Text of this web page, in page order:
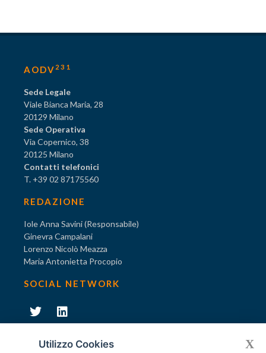
AODV 231
Sede Legale
Viale Bianca Maria, 28
20129 Milano
Sede Operativa
Via Copernico, 38
20125 Milano
Contatti telefonici
T. +39 02 87175560
REDAZIONE
Iole Anna Savini (Responsabile)
Ginevra Campalani
Lorenzo Nicolò Meazza
Maria Antonietta Procopio
SOCIAL NETWORK
Diventa socio di AODV
Utilizzo Cookies X